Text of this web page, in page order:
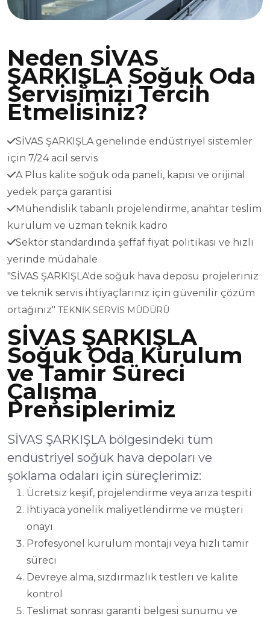
Neden SİVAS
ŞARKIŞLA Soğuk Oda
Servisimizi Tercih
Etmelisiniz?
SİVAS ŞARKIŞLA genelinde endüstriyel sistemler
için 7/24 acil servis
A Plus kalite soğuk oda paneli, kapısı ve orijinal
yedek parça garantisi
Mühendislik tabanlı projelendirme, anahtar teslim
kurulum ve uzman teknik kadro
Sektör standardında şeffaf fiyat politikası ve hızlı
yerinde müdahale
"SİVAS ŞARKIŞLA'de soğuk hava deposu projeleriniz
ve teknik servis ihtiyaçlarınız için güvenilir çözüm
ortağınız" TEKNİK SERVİS MÜDÜRÜ
SİVAS ŞARKIŞLA
Soğuk Oda Kurulum
ve Tamir Süreci
Çalışma
Prensiplerimiz
SİVAS ŞARKIŞLA bölgesindeki tüm
endüstriyel soğuk hava depoları ve
şoklama odaları için süreçlerimiz:
Ücretsiz keşif, projelendirme veya arıza tespiti
İhtiyaca yönelik maliyetlendirme ve müşteri
onayı
Profesyonel kurulum montajı veya hızlı tamir
süreci
Devreye alma, sızdırmazlık testleri ve kalite
kontrol
Teslimat sonrası garanti belgesi sunumu ve